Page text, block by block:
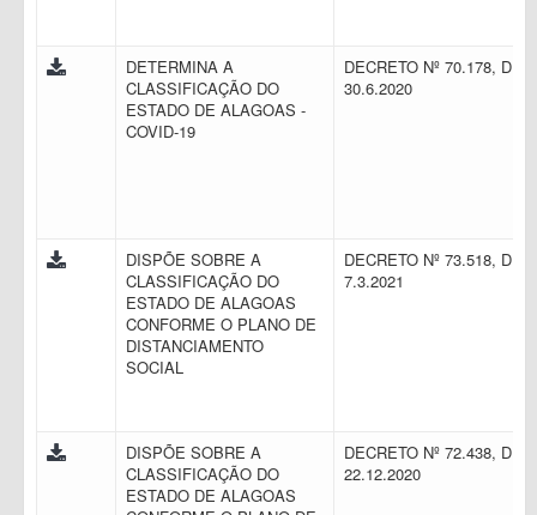
DETERMINA A
CLASSIFICAÇÃO DO
ESTADO DE ALAGOAS -
COVID-19
DECRETO Nº 70.178, DE
30.6.2020
DISPÕE SOBRE A
CLASSIFICAÇÃO DO
ESTADO DE ALAGOAS
CONFORME O PLANO DE
DISTANCIAMENTO
SOCIAL
DECRETO Nº 73.518, DE
7.3.2021
DISPÕE SOBRE A
CLASSIFICAÇÃO DO
ESTADO DE ALAGOAS
DECRETO Nº 72.438, DE
22.12.2020